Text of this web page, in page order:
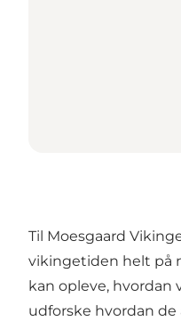
Til Moesgaard
vikingetiden helt på
kan opleve, hvordan
udforske hvordan